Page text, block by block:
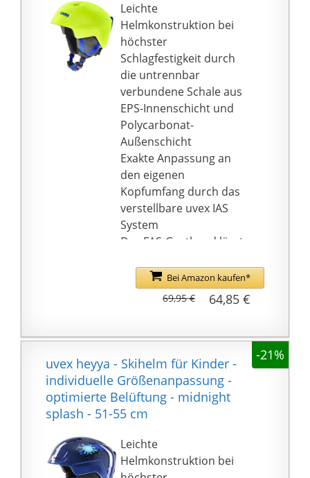
Leichte
Helmkonstruktion bei
höchster
Schlagfestigkeit durch
die untrennbar
verbundene Schale aus
EPS-Innenschicht und
Polycarbonat-
Außenschicht
Exakte Anpassung an
den eigenen
Kopfumfang durch das
verstellbare uvex IAS
System
Das FAS-Gurtband lässt
stufenlos exakt an die
eigene Kopfform
Lüftungskanäle führen
frische Luft nach innen
und warme Luft nach
außen
Herausnehmbare,
Innenausstattung
(waschbar)
Bei Amazon kaufen*
64,85 €
69,95 €
-21%
uvex heyya - Skihelm für Kinder -
individuelle Größenanpassung -
optimierte Belüftung - midnight
splash - 51-55 cm
Leichte
Helmkonstruktion bei